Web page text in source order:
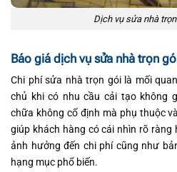
Dịch vụ sửa nhà
Báo giá dịch vụ sửa nhà trọn
Chi phí sửa nhà trọn gói là mối
chủ khi có nhu cầu cải tạo không
chữa không cố định mà phụ thuộc
giúp khách hàng có cái nhìn rõ
ảnh hưởng đến chi phí cũng như
hạng mục phổ biến.